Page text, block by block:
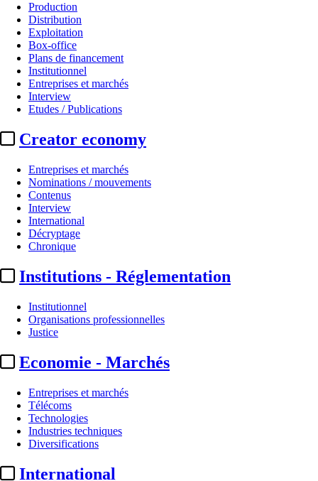
Production
Distribution
Exploitation
Box-office
Plans de financement
Institutionnel
Entreprises et marchés
Interview
Etudes / Publications
Creator economy
Entreprises et marchés
Nominations / mouvements
Contenus
Interview
International
Décryptage
Chronique
Institutions - Réglementation
Institutionnel
Organisations professionnelles
Justice
Economie - Marchés
Entreprises et marchés
Télécoms
Technologies
Industries techniques
Diversifications
International